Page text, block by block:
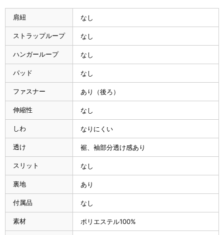
肩紐 なし
ストラップループ なし
ハンガーループ なし
パッド なし
ファスナー あり（後ろ）
伸縮性 なし
しわ なりにくい
透け 裾、袖部分透け感あり
スリット なし
裏地 あり
付属品 なし
素材 ポリエステル100%